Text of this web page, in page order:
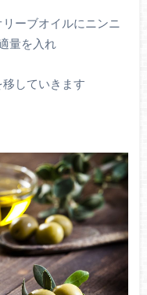
ーブオイルにニンニ
量を入れ
していきます